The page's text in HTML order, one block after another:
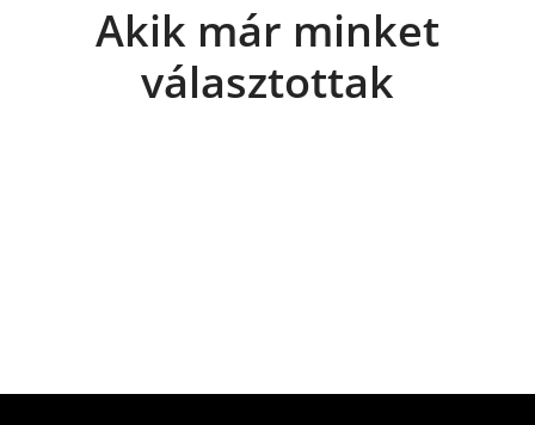
Akik már minket
választottak